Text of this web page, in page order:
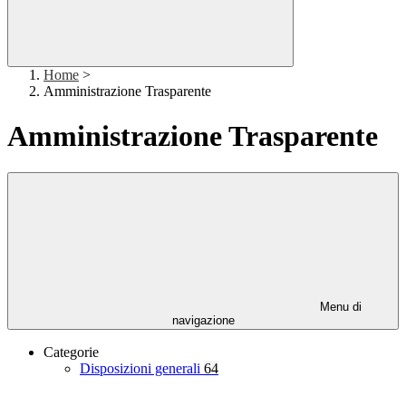
Home >
Amministrazione Trasparente
Amministrazione Trasparente
Menu di
navigazione
Categorie
Disposizioni generali 64